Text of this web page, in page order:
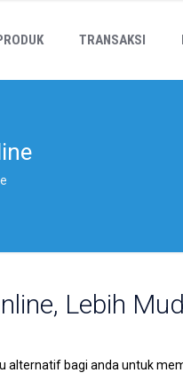
TRANSAKSI
Lebih
alternatif bagi anda untuk